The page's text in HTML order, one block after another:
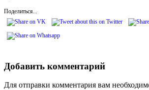
Поделиться...
Добавить комментарий
Для отправки комментария вам